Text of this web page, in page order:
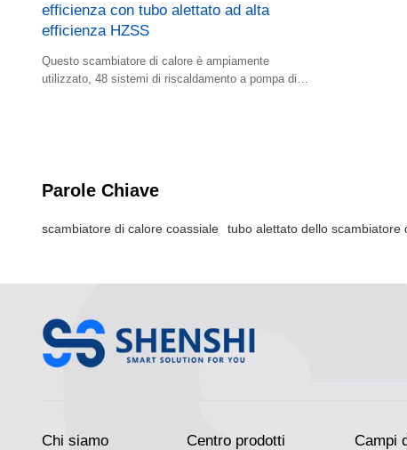
efficienza con tubo alettato ad alta
efficienza HZSS
Questo scambiatore di calore è ampiamente
utilizzato, 48 sistemi di riscaldamento a pompa di
Parole Chiave
scambiatore di calore coassiale tubo alettato dello scambiatore
Chi siamo Centro prodotti Campi